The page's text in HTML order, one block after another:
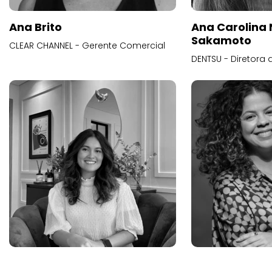
Ana Brito
CLEAR CHANNEL - Gerente Comercial
Ana Carolina
Sakamoto
DENTSU -